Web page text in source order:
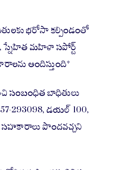
భరోసా కల్పిండంతో
స్నేహిత మహిళా సపోర్ట్
అందిస్తుంది*
సంబంధిత బాధితులు
293098, డయల్ 100,
పొందవచ్చని